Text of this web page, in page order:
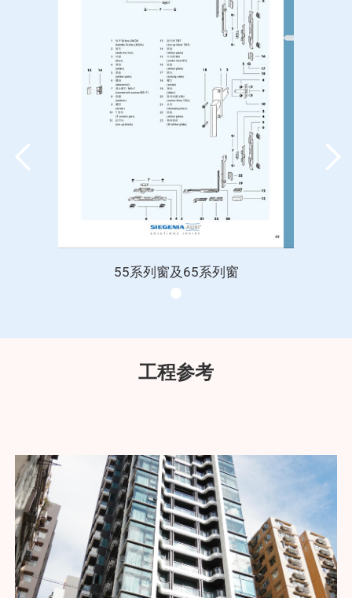
55系列窗及65系列窗
工程参考